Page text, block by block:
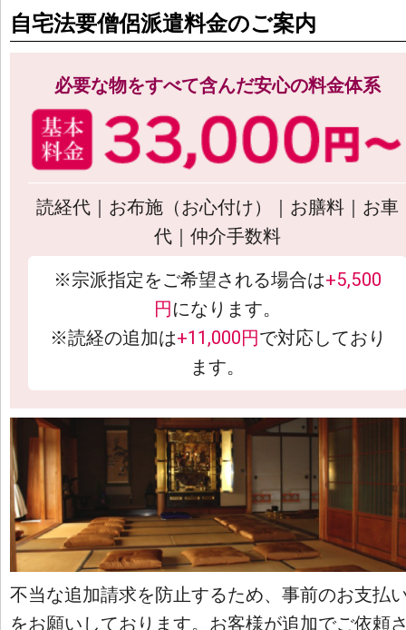
自宅法要僧侶派遣料金のご案内
必要な物をすべて含んだ安心の料金体系
読経代｜お布施（お心付け）｜お膳料｜お車
代｜仲介手数料
※宗派指定をご希望される場合は+5,500
円になります。
※読経の追加は+11,000円で対応しており
ます。
不当な追加請求を防止するため、事前のお支払
をお願いしております。お客様が追加でご依頼